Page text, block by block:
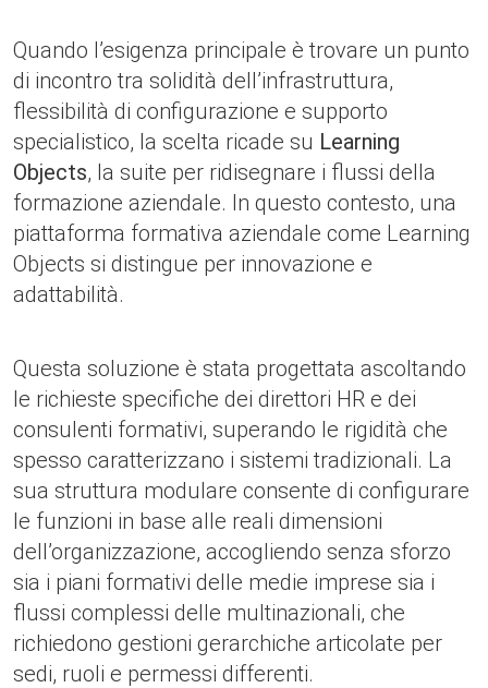
Quando l’esigenza principale è trovare un punto
di incontro tra solidità dell’infrastruttura,
flessibilità di configurazione e supporto
specialistico, la scelta ricade su Learning
Objects, la suite per ridisegnare i flussi della
formazione aziendale. In questo contesto, una
piattaforma formativa aziendale come Learning
Objects si distingue per innovazione e
adattabilità.
Questa soluzione è stata progettata ascoltando
le richieste specifiche dei direttori HR e dei
consulenti formativi, superando le rigidità che
spesso caratterizzano i sistemi tradizionali. La
sua struttura modulare consente di configurare
le funzioni in base alle reali dimensioni
dell’organizzazione, accogliendo senza sforzo
sia i piani formativi delle medie imprese sia i
flussi complessi delle multinazionali, che
richiedono gestioni gerarchiche articolate per
sedi, ruoli e permessi differenti.